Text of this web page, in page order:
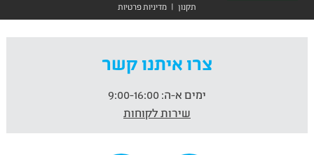
תקנון | מדיניות פרטיות
צרו איתנו קשר
ימים א-ה:
שירות לקוחות